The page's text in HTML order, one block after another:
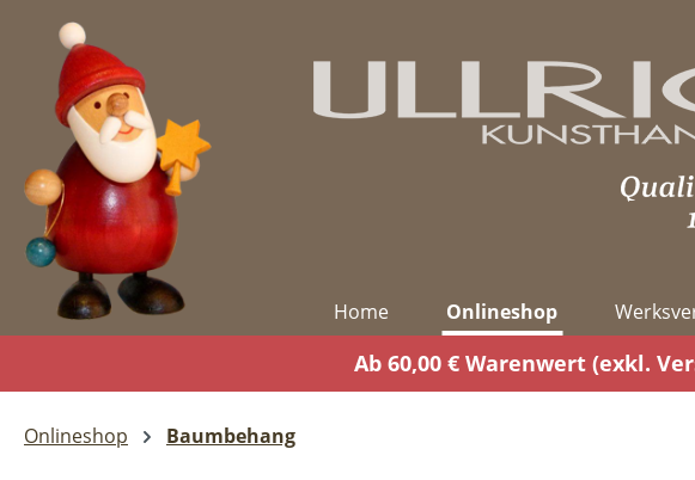
Hauptinhalt springen
Zur Suche springen
Zur Hauptnavigation springen
Home Onlineshop
Ab 60,00 € Warenwert (exkl.
Onlineshop Baumbehang